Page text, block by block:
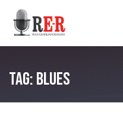
Salta al contenuto
Tag: Blues